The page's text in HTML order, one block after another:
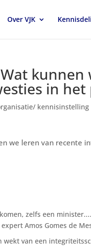
Over VJK
kunnen
in
kennisinstelling
we leren van recente
zelfs een
Amos Gomes de
wekt van een